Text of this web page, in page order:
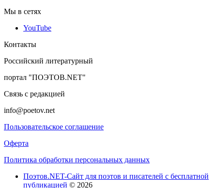
Мы в сетях
YouTube
Контакты
Российский литературный
портал "ПОЭТОВ.NET"
Связь с редакцией
info@poetov.net
Пользовательское соглашение
Оферта
Политика обработки персональных данных
Поэтов.NET-Сайт для поэтов и писателей с бесплатной
публикацией © 2026